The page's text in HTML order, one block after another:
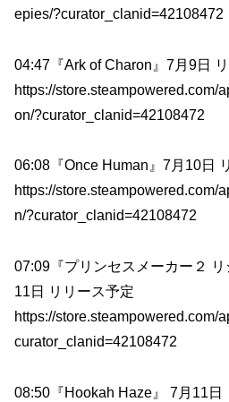
epies/?curator_clanid=42108472
04:47『Ark of Charon』7月9日
https://store.steampowered.com/
on/?curator_clanid=42108472
06:08『Once Human』7月10日
https://store.steampowered.com/
n/?curator_clanid=42108472
07:09『プリンセスメーカー２
11日 リリース予定
https://store.steampowered.com/
curator_clanid=42108472
08:50『Hookah Haze』 7月11日